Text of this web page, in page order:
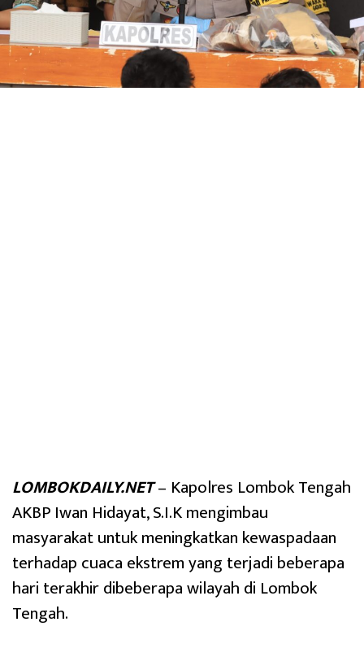
LOMBOKDAILY.NET– Kapolres Lombok Tengah
AKBP Iwan Hidayat, S.I.K mengimbau
masyarakat untuk meningkatkan kewaspadaan
terhadap cuaca ekstrem yang terjadi beberapa
hari terakhir dibeberapa wilayah di Lombok
Tengah.